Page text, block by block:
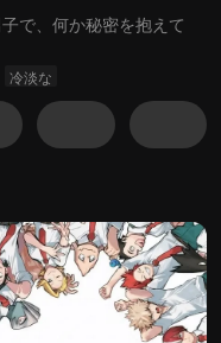
で、何か秘密を抱えて
冷淡な